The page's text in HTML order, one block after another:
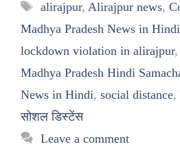
Tags
alirajpur, Alirajpur news,
Madhya Pradesh News in Hindi
lockdown violation in alirajpur,
Madhya Pradesh Hindi
News in Hindi, social distance,
सोशल डिस्टेंस
Leave a comment